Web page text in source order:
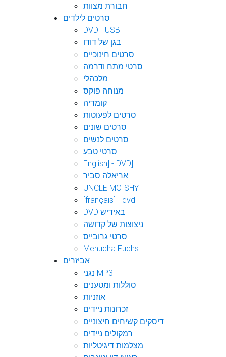
חבורת מצוות
סרטים לילדים
DVD - USB
בגן של דודו
סרטים חינוכיים
סרטי מתח ודרמה
מלכהלי
מנוחה פוקס
קומדיה
סרטים לפעוטות
סרטים שונים
סרטים לנשים
סרטי טבע
English] - DVD]
אריאלה סביר
UNCLE MOISHY
[français] - dvd
DVD באידיש
ניצוצות של קדושה
סרטי גרובייס
Menucha Fuchs
אביזרים
נגני MP3
סוללות ומטענים
אוזניות
זכרונות ניידים
דיסקים קשיחים חיצוניים
רמקולים ניידים
מצלמות דיגיטליות